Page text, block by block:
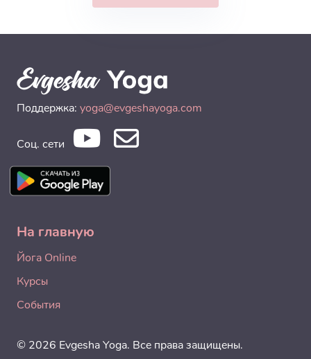
Поддержка: yoga@evgeshayoga.com
Соц. сети
На главную
Йога Online
Курсы
События
© 2026 Evgesha Yoga. Все права защищены.